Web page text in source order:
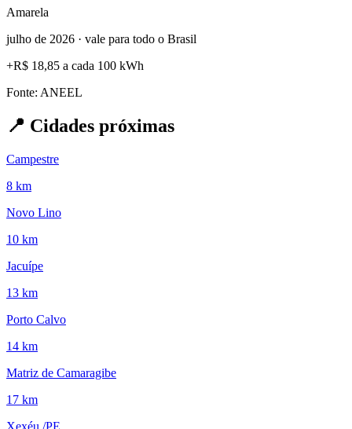
Amarela
julho de 2026 · vale para todo o Brasil
+R$ 18,85 a cada 100 kWh
Fonte: ANEEL
📍 Cidades próximas
Campestre
8 km
Novo Lino
10 km
Jacuípe
13 km
Porto Calvo
14 km
Matriz de Camaragibe
17 km
Xexéu /PE